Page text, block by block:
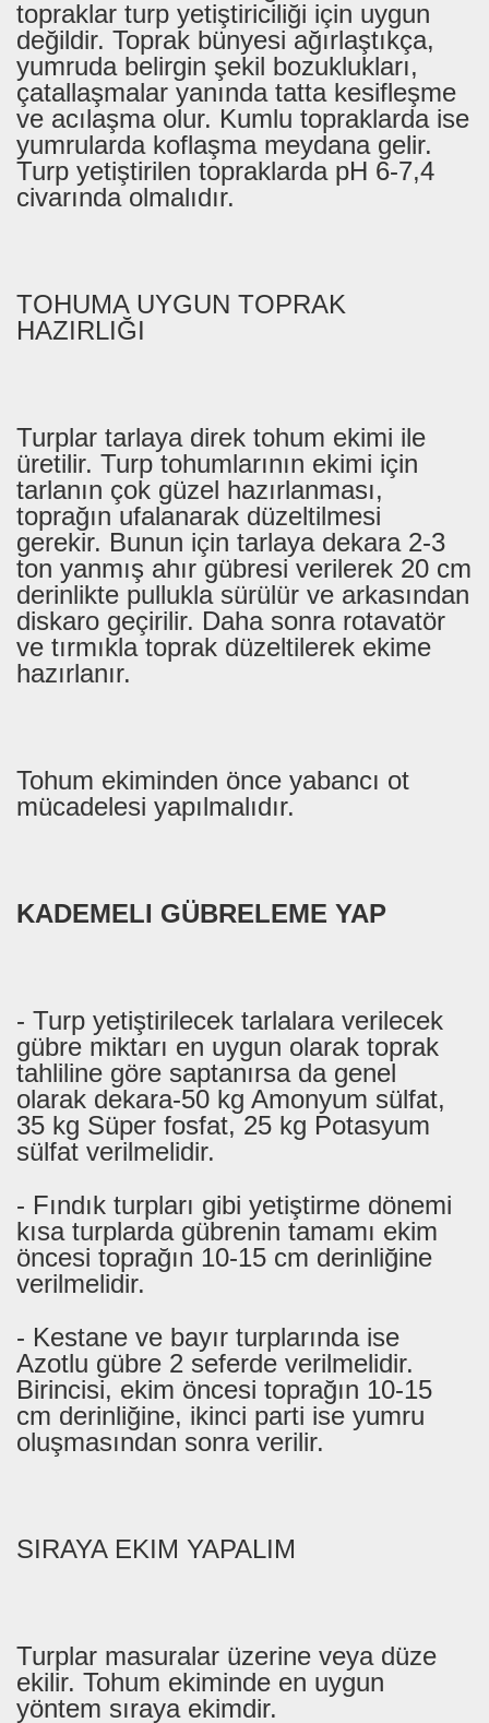
topraklar turp yetiştiriciliği için uygun
değildir. Toprak bünyesi ağırlaştıkça,
yumruda belirgin şekil bozuklukları,
çatallaşmalar yanında tatta kesifleşme
ve acılaşma olur. Kumlu topraklarda ise
yumrularda koflaşma meydana gelir.
Turp yetiştirilen topraklarda pH 6-7,4
civarında olmalıdır.
TOHUMA UYGUN TOPRAK
HAZIRLIĞI
Turplar tarlaya direk tohum ekimi ile
üretilir. Turp tohumlarının ekimi için
tarlanın çok güzel hazırlanması,
toprağın ufalanarak düzeltilmesi
gerekir. Bunun için tarlaya dekara 2-3
ton yanmış ahır gübresi verilerek 20 cm
derinlikte pullukla sürülür ve arkasından
diskaro geçirilir. Daha sonra rotavatör
ve tırmıkla toprak düzeltilerek ekime
hazırlanır.
Tohum ekiminden önce yabancı ot
mücadelesi yapılmalıdır.
KADEMELI GÜBRELEME YAP
- Turp yetiştirilecek tarlalara verilecek
gübre miktarı en uygun olarak toprak
tahliline göre saptanırsa da genel
olarak dekara-50 kg Amonyum sülfat,
35 kg Süper fosfat, 25 kg Potasyum
sülfat verilmelidir.
- Fındık turpları gibi yetiştirme dönemi
kısa turplarda gübrenin tamamı ekim
öncesi toprağın 10-15 cm derinliğine
verilmelidir.
- Kestane ve bayır turplarında ise
Azotlu gübre 2 seferde verilmelidir.
Birincisi, ekim öncesi toprağın 10-15
cm derinliğine, ikinci parti ise yumru
oluşmasından sonra verilir.
SIRAYA EKIM YAPALIM
Turplar masuralar üzerine veya düze
ekilir. Tohum ekiminde en uygun
yöntem sıraya ekimdir.